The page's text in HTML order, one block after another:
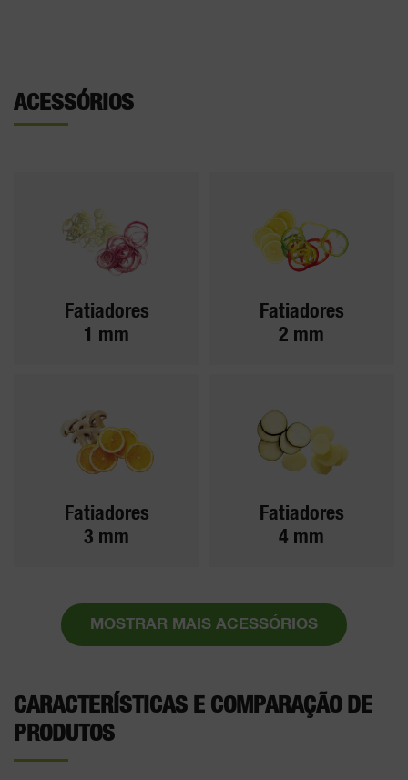
ACESSÓRIOS
Fatiadores
1 mm
Fatiadores
2 mm
Fatiadores
3 mm
Fatiadores
4 mm
MOSTRAR MAIS ACESSÓRIOS
CARACTERÍSTICAS E COMPARAÇÃO DE
PRODUTOS